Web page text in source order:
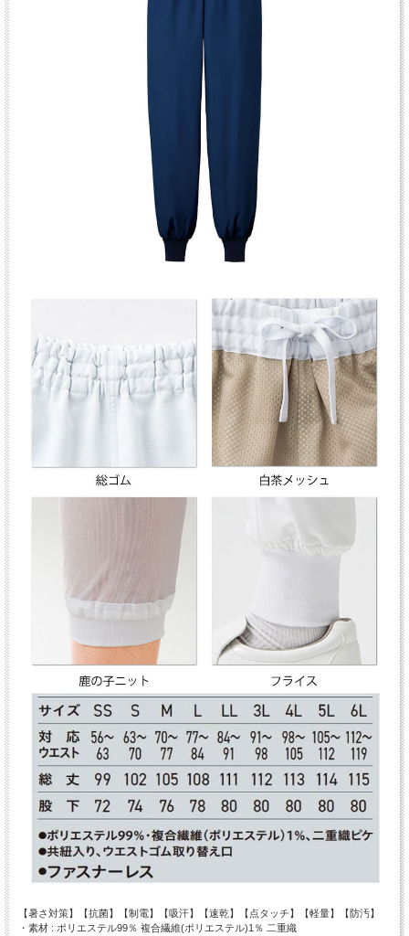
【暑さ対策】【抗菌】【制電】【吸汗】【速乾】【点タッチ】【軽量】【防汚】
・素材 : ポリエステル99％ 複合繊維(ポリエステル)1％ 二重織